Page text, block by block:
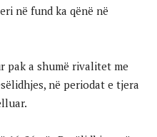
në fund ka qënë në
pak a shumë rivalitet me
në periodat e tjera